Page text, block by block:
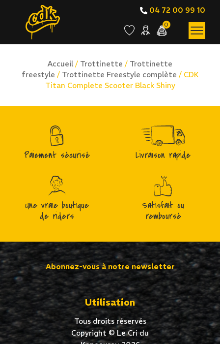
04 72 00 99 10
0
Accueil / Trottinette / Trottinette
freestyle / Trottinette Freestyle complète / CDK
Titan Complete Scooter Black Shiny
Paiement sécurisé Livraison rapide
Une vraie boutique
de riders
Satisfait ou
remboursé
Abonnez-vous à notre newsletter
Utilisation
Tous droits réservés
Copyright © Le Cri du